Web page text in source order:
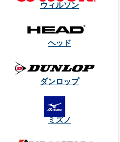
ウィルソン
ヘッド
ダンロップ
ミズノ